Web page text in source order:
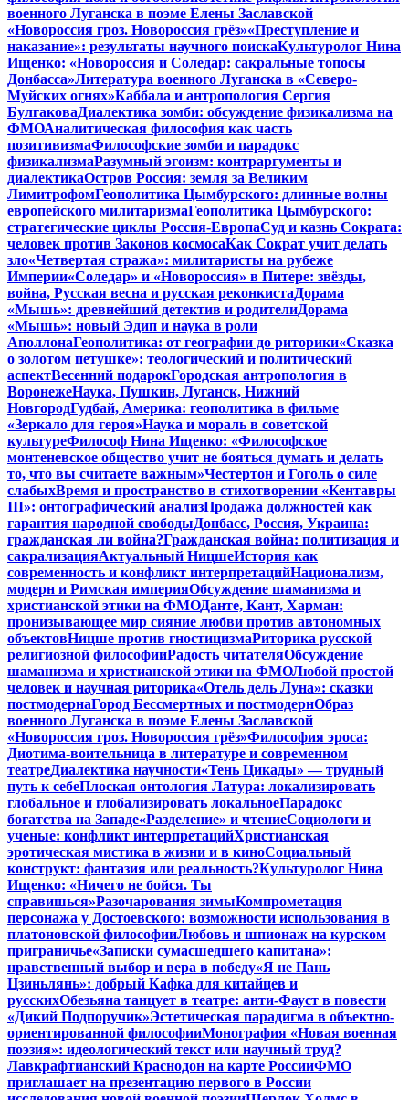
военного Луганска в поэме Елены Заславской
«Новороссия гроз. Новороссия грёз»«Преступление и
наказание»: результаты научного поискаКультуролог Нина
Ищенко: «Новороссия и Соледар: сакральные топосы
Донбасса»Литература военного Луганска в «Северо-
Муйских огнях»Каббала и антропология Сергия
БулгаковаДиалектика зомби: обсуждение физикализма на
ФМОАналитическая философия как часть
позитивизмаФилософские зомби и парадокс
физикализмаРазумный эгоизм: контраргументы и
диалектикаОстров Россия: земля за Великим
ЛимитрофомГеополитика Цымбурского: длинные волны
европейского милитаризмаГеополитика Цымбурского:
стратегические циклы Россия-ЕвропаСуд и казнь Сократа:
человек против Законов космосаКак Сократ учит делать
зло«Четвертая стража»: милитаристы на рубеже
Империи«Соледар» и «Новороссия» в Питере: звёзды,
война, Русская весна и русская реконкистаДорама
«Мышь»: древнейший детектив и родителиДорама
«Мышь»: новый Эдип и наука в роли
АполлонаГеополитика: от географии до риторики«Сказка
о золотом петушке»: теологический и политический
аспектВесенний подарокГородская антропология в
ВоронежеНаука, Пушкин, Луганск, Нижний
НовгородГудбай, Америка: геополитика в фильме
«Зеркало для героя»Наука и мораль в советской
культуреФилософ Нина Ищенко: «Философское
монтеневское общество учит не бояться думать и делать
то, что вы считаете важным»Честертон и Гоголь о силе
слабыхВремя и пространство в стихотворении «Кентавры
III»: онтографический анализПродажа должностей как
гарантия народной свободыДонбасс, Россия, Украина:
гражданская ли война?Гражданская война: политизация и
сакрализацияАктуальный НицшеИстория как
современность и конфликт интерпретацийНационализм,
модерн и Римская империяОбсуждение шаманизма и
христианской этики на ФМОДанте, Кант, Харман:
пронизывающее мир сияние любви против автономных
объектовНицше против гностицизмаРиторика русской
религиозной философииРадость читателяОбсуждение
шаманизма и христианской этики на ФМОЛюбой простой
человек и научная риторика«Отель дель Луна»: сказки
постмодернаГород Бессмертных и постмодернОбраз
военного Луганска в поэме Елены Заславской
«Новороссия гроз. Новороссия грёз»Философия эроса:
Диотима-воительница в литературе и современном
театреДиалектика научности«Тень Цикады» — трудный
путь к себеПлоская онтология Латура: локализировать
глобальное и глобализировать локальноеПарадокс
богатства на Западе«Разделение» и чтениеСоциологи и
ученые: конфликт интерпретацийХристианская
эротическая мистика в жизни и в киноСоциальный
конструкт: фантазия или реальность?Культуролог Нина
Ищенко: «Ничего не бойся. Ты
справишься»Разочарования зимыКомпрометация
персонажа у Достоевского: возможности использования в
платоновской философииЛюбовь и шпионаж на курском
приграничье«Записки сумасшедшего капитана»:
нравственный выбор и вера в победу«Я не Пань
Цзиньлянь»: добрый Кафка для китайцев и
русскихОбезьяна танцует в театре: анти-Фауст в повести
«Дикий Подпоручик»Эстетическая парадигма в объектно-
ориентированной философииМонография «Новая военная
поэзия»: идеологический текст или научный труд?
Лавкрафтианский Краснодон на карте РоссииФМО
приглашает на презентацию первого в России